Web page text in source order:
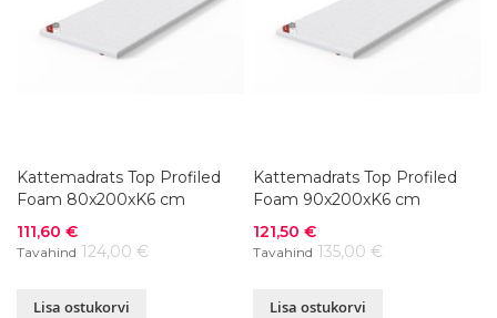
Kattemadrats Top Profiled
Foam 80x200xK6 cm
Soodushind
111,60 €
Tavahind 124,00 €
Lisa ostukorvi
Kattemadrats Top Profiled
Foam 90x200xK6 cm
Soodushind
121,50 €
Tavahind 135,00 €
Lisa ostukorvi